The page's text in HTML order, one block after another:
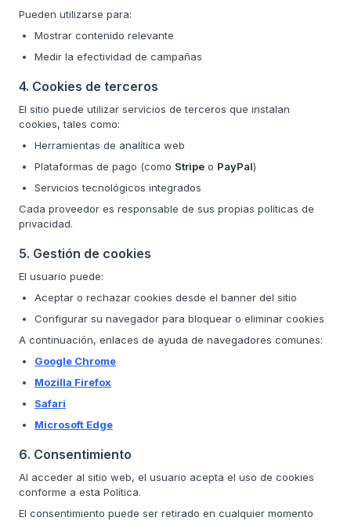
Pueden utilizarse para:
Mostrar contenido relevante
Medir la efectividad de campañas
4. Cookies de terceros
El sitio puede utilizar servicios de terceros que instalan
cookies, tales como:
Herramientas de analítica web
Plataformas de pago (como Stripe o PayPal)
Servicios tecnológicos integrados
Cada proveedor es responsable de sus propias políticas de
privacidad.
5. Gestión de cookies
El usuario puede:
Aceptar o rechazar cookies desde el banner del sitio
Configurar su navegador para bloquear o eliminar cookies
A continuación, enlaces de ayuda de navegadores comunes:
Google Chrome
Mozilla Firefox
Safari
Microsoft Edge
6. Consentimiento
Al acceder al sitio web, el usuario acepta el uso de cookies
conforme a esta Política.
El consentimiento puede ser retirado en cualquier momento